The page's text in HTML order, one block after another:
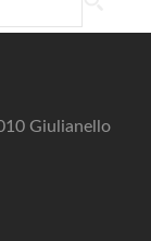
Giulianello